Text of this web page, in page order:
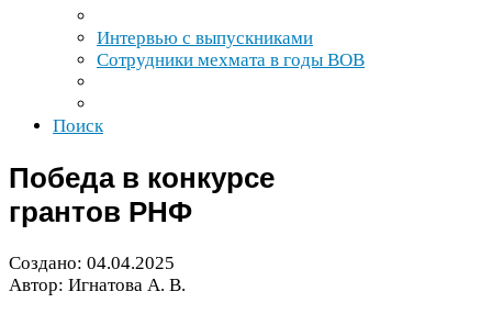
Интервью с выпускниками
Сотрудники мехмата в годы ВОВ
Поиск
Победа в конкурсе
грантов РНФ
Создано: 04.04.2025
Автор: Игнатова А. В.